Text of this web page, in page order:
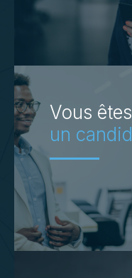
Vous êtes
un